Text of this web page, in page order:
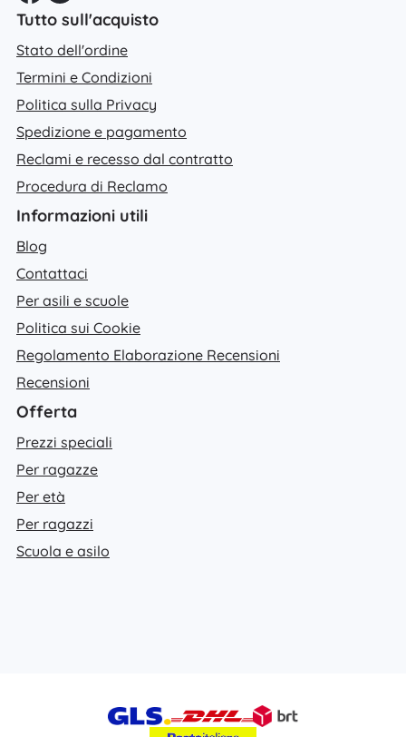
Tutto sull'acquisto
Stato dell'ordine
Termini e Condizioni
Politica sulla Privacy
Spedizione e pagamento
Reclami e recesso dal contratto
Procedura di Reclamo
Informazioni utili
Blog
Contattaci
Per asili e scuole
Politica sui Cookie
Regolamento Elaborazione Recensioni
Recensioni
Offerta
Prezzi speciali
Per ragazze
Per età
Per ragazzi
Scuola e asilo